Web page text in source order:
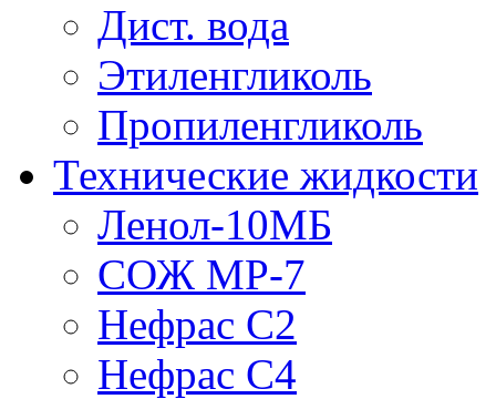
Дист. вода
Этиленгликоль
Пропиленгликоль
Технические жидкости
Ленол-10МБ
СОЖ МР-7
Нефрас С2
Нефрас С4